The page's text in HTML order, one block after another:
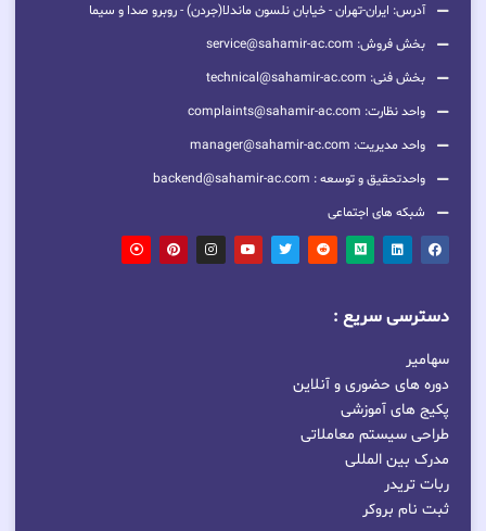
آدرس: ایران-تهران - خیابان نلسون ماندلا(جردن) - روبرو صدا و سیما
بخش فروش: service@sahamir-ac.com
بخش فنی: technical@sahamir-ac.com
واحد نظارت: complaints@sahamir-ac.com
واحد مدیریت: manager@sahamir-ac.com
واحدتحقیق و توسعه : backend@sahamir-ac.com
شبکه های اجتماعی
دسترسی سریع :
سهامیر
دوره های حضوری و آنلاین
پکیج های آموزشی
طراحی سیستم معاملاتی
مدرک بین المللی
ربات تریدر
ثبت نام بروکر